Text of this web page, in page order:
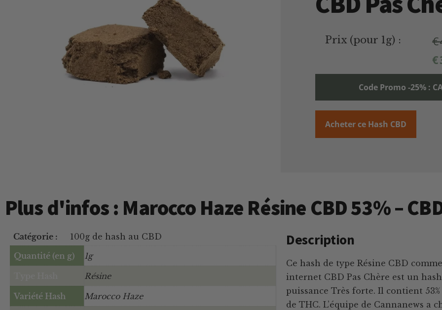
Prix (pour 1g) : €
€
Code Promo -25% :
Acheter ce Hash CBD
Plus d'infos : Marocco Haze Résine CBD 53% –
Catégorie :
100g de hash au CBD
Quantité (en g)
1g
Résine
Variété Hash Marocco Haze
Description
Ce hash de type Résine CBD
internet CBD Pas Chère est un
puissance Très forte. Il contient
de THC. L’équipe de Cannanews a